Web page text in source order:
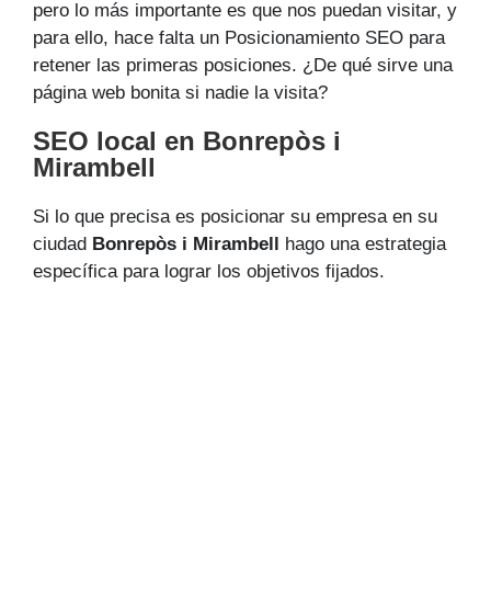
pero lo más importante es que nos puedan visitar, y
para ello, hace falta un Posicionamiento SEO para
retener las primeras posiciones. ¿De qué sirve una
página web bonita si nadie la visita?
SEO local en Bonrepòs i
Mirambell
Si lo que precisa es posicionar su empresa en su
ciudad Bonrepòs i Mirambell
hago una estrategia
específica para lograr los objetivos fijados.